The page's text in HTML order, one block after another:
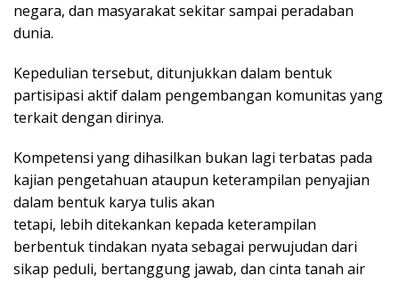
negara, dan masyarakat sekitar sampai peradaban
dunia.
Kepedulian tersebut, ditunjukkan dalam bentuk
partisipasi aktif dalam pengembangan komunitas yang
terkait dengan dirinya.
Kompetensi yang dihasilkan bukan lagi terbatas pada
kajian pengetahuan ataupun keterampilan penyajian
dalam bentuk karya tulis akan
tetapi, lebih ditekankan kepada keterampilan
berbentuk tindakan nyata sebagai perwujudan dari
sikap peduli, bertanggung jawab, dan cinta tanah air